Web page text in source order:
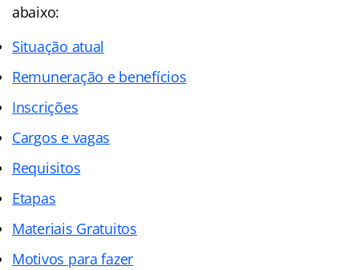
abaixo:
Situação atual
Remuneração e benefícios
Inscrições
Cargos e vagas
Requisitos
Etapas
Materiais Gratuitos
Motivos para fazer